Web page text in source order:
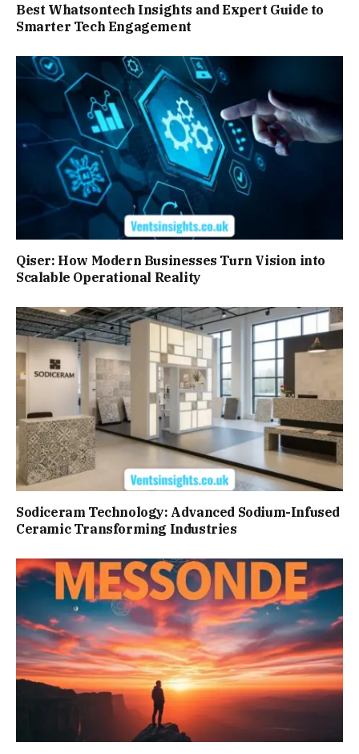
Best Whatsontech Insights and Expert Guide to
Smarter Tech Engagement
Qiser: How Modern Businesses Turn Vision into
Scalable Operational Reality
Sodiceram Technology: Advanced Sodium-Infused
Ceramic Transforming Industries